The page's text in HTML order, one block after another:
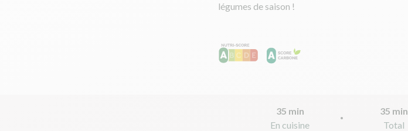
légumes de saison !
35 min
En cuisine
35 min
Total